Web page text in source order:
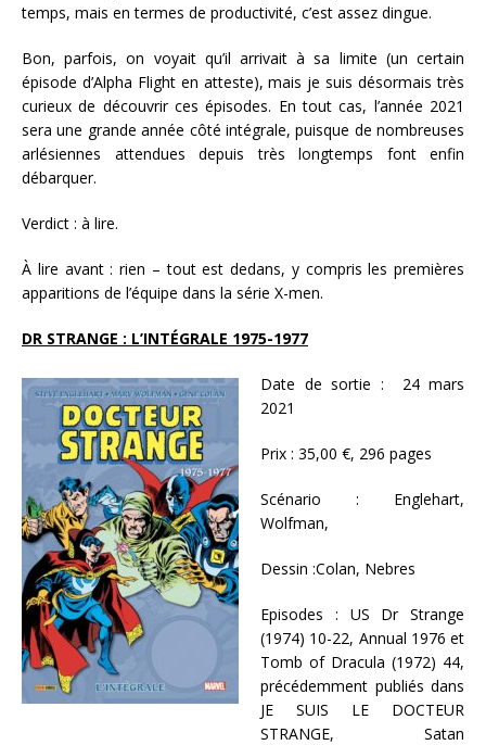
temps, mais en termes de productivité, c’est assez dingue.
Bon, parfois, on voyait qu’il arrivait à sa limite (un certain
épisode d’Alpha Flight en atteste), mais je suis désormais très
curieux de découvrir ces épisodes. En tout cas, l’année 2021
sera une grande année côté intégrale, puisque de nombreuses
arlésiennes attendues depuis très longtemps font enfin
débarquer.
Verdict : à lire.
À lire avant : rien – tout est dedans, y compris les premières
apparitions de l’équipe dans la série X-men.
DR STRANGE : L’INTÉGRALE 1975-1977
Date de sortie : 24 mars
2021
Prix : 35,00 €, 296 pages
Scénario : Englehart,
Wolfman,
Dessin :Colan, Nebres
Episodes : US Dr Strange
(1974) 10-22, Annual 1976 et
Tomb of Dracula (1972) 44,
précédemment publiés dans
JE SUIS LE DOCTEUR
STRANGE, Satan